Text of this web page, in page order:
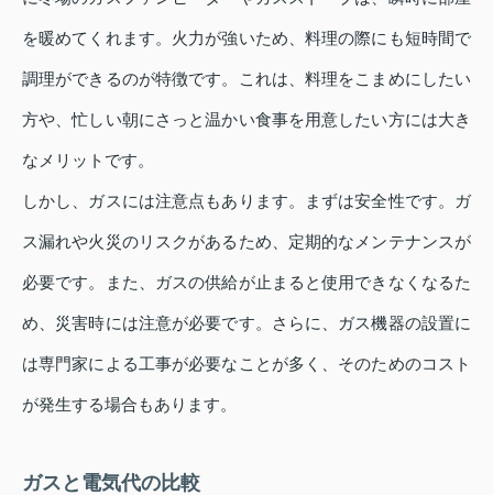
を暖めてくれます。火力が強いため、料理の際にも短時間で
調理ができるのが特徴です。これは、料理をこまめにしたい
方や、忙しい朝にさっと温かい食事を用意したい方には大き
なメリットです。
しかし、ガスには注意点もあります。まずは安全性です。ガ
ス漏れや火災のリスクがあるため、定期的なメンテナンスが
必要です。また、ガスの供給が止まると使用できなくなるた
め、災害時には注意が必要です。さらに、ガス機器の設置に
は専門家による工事が必要なことが多く、そのためのコスト
が発生する場合もあります。
ガスと電気代の比較